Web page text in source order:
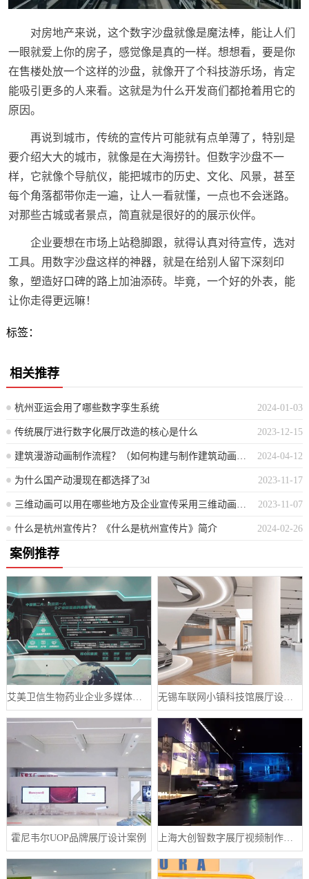
对房地产来说，这个数字沙盘就像是魔法棒，能让人们
一眼就爱上你的房子，感觉像是真的一样。想想看，要是你
在售楼处放一个这样的沙盘，就像开了个科技游乐场，肯定
能吸引更多的人来看。这就是为什么开发商们都抢着用它的
原因。
再说到城市，传统的宣传片可能就有点单薄了，特别是
要介绍大大的城市，就像是在大海捞针。但数字沙盘不一
样，它就像个导航仪，能把城市的历史、文化、风景，甚至
每个角落都带你走一遍，让人一看就懂，一点也不会迷路。
对那些古城或者景点，简直就是很好的的展示伙伴。
企业要想在市场上站稳脚跟，就得认真对待宣传，选对
工具。用数字沙盘这样的神器，就是在给别人留下深刻印
象，塑造好口碑的路上加油添砖。毕竟，一个好的外表，能
让你走得更远嘛！
标签：
相关推荐
2024-01-03
杭州亚运会用了哪些数字孪生系统
2023-12-15
传统展厅进行数字化展厅改造的核心是什么
2024-04-12
建筑漫游动画制作流程？（如何构建与制作建筑动画的详细步骤指南）
2023-11-17
为什么国产动漫现在都选择了3d
2023-11-07
三维动画可以用在哪些地方及企业宣传采用三维动画有什么好处
2024-02-26
什么是杭州宣传片？《什么是杭州宣传片》简介
案例推荐
艾美卫信生物药业企业多媒体数字展厅案例
霍尼韦尔UOP品牌展厅设计案例 上海大创智数字展厅视频制作案例分享